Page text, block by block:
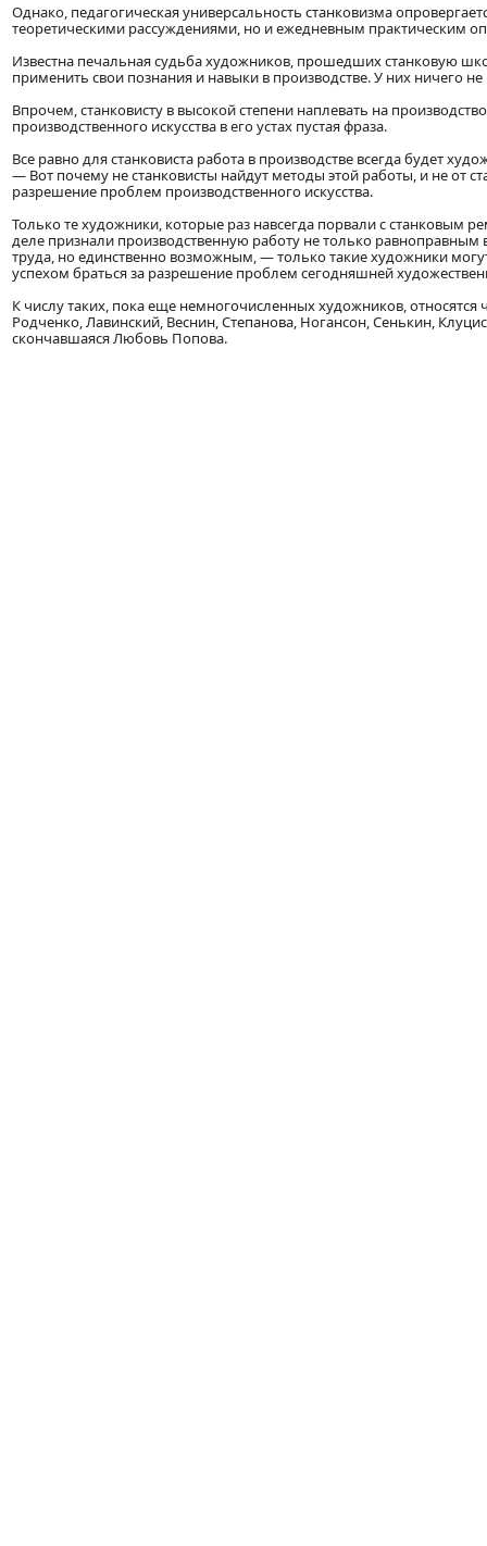
Однако, педагогическая универсальность станковизма
теоретическими рассуждениями, но и ежедневным практическим
Известна печальная судьба художников, прошедших станковую
применить свои познания и навыки в производстве. У них ничего
Впрочем, станковисту в высокой степени наплевать на
производственного искусства в его устах пустая фраза.
Все равно для станковиста работа в производстве всегда будет
— Вот почему не станковисты найдут методы этой работы, и не от
разрешение проблем производственного искусства.
Только те художники, которые раз навсегда порвали с станковым
деле признали производственную работу не только равноправным
труда, но единственно возможным, — только такие художники
успехом браться за разрешение проблем сегодняшней
К числу таких, пока еще немногочисленных художников,
Родченко, Лавинский, Веснин, Степанова, Ногансон, Сенькин,
скончавшаяся Любовь Попова.